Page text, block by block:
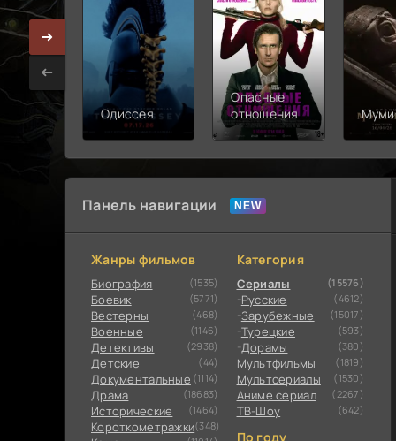
Одиссея
Опасные
отношения
Панель навигации
Жанры фильмов
Биография (1535)
Боевик (5771)
Вестерны (468)
Военные (1146)
Детективы (2938)
Детские (44)
Документальные (1114)
Драма (18683)
Исторические (1464)
Короткометражки(348)
Категория
Сериалы (15576)
Русские (4612)
Зарубежные (15017)
Турецкие (593)
Дорамы (380)
Мультфильмы (1819)
Мультсериалы (1530)
Аниме сериал (2267)
ТВ-Шоу (642)
По году